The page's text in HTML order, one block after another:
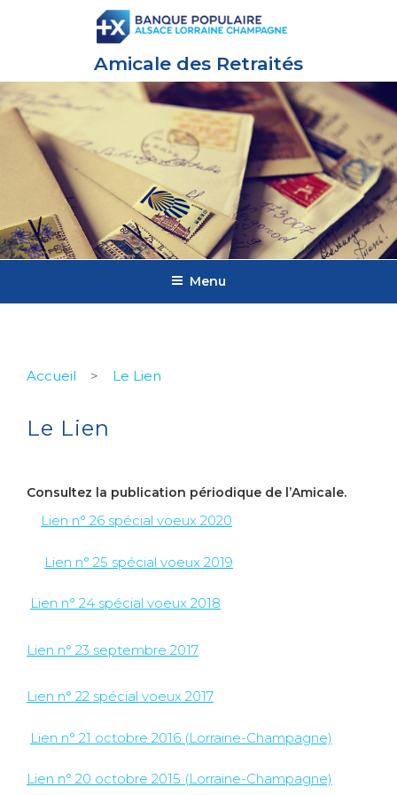
Amicale des Retraités
Menu
Accueil > Le Lien
Le Lien
Consultez la publication périodique de l’Amicale.
Lien n° 26 spécial voeux 2020
Lien n° 25 spécial voeux 2019
Lien n° 24 spécial voeux 2018
Lien n° 23 septembre 2017
Lien n° 22 spécial voeux 2017
Lien n° 21 octobre 2016 (Lorraine-Champagne)
Lien n° 20 octobre 2015 (Lorraine-Champagne)